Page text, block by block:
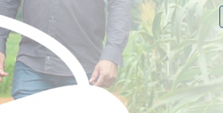
Conheça
Confiabilidade e
milho.